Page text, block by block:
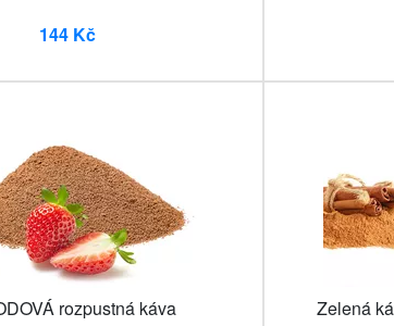
144 Kč
rozpustná káva
Zelená